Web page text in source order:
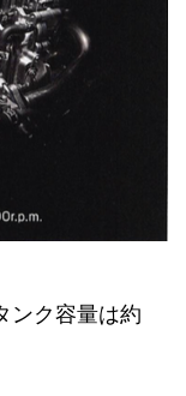
ンク容量は約